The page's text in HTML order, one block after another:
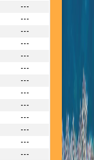
---
---
---
---
---
---
---
---
---
---
---
---
---